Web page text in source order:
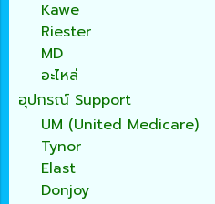
Kawe
Riester
MD
อะไหล่
อุปกรณ์ Support
UM (United Medicare)
Tynor
Elast
Donjoy